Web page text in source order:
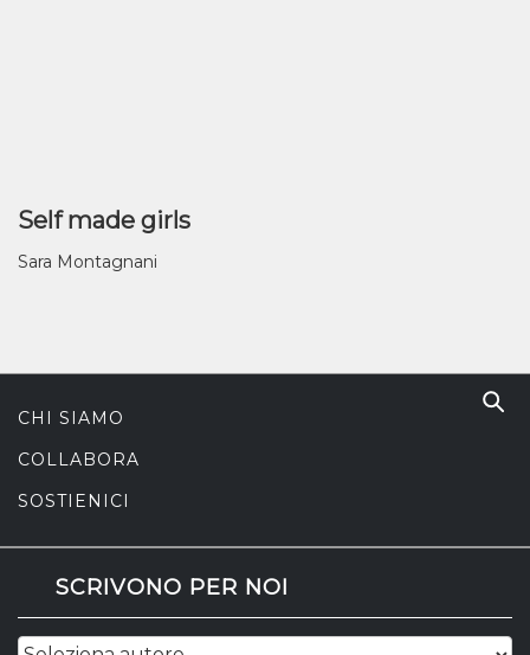
Self made girls
Sara Montagnani
CHI SIAMO
COLLABORA
SOSTIENICI
SCRIVONO PER NOI